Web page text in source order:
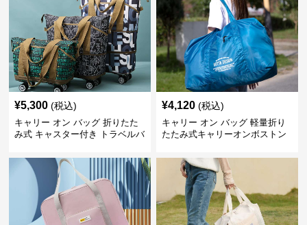
¥5,300 (税込)
キャリー オン バッグ 折りたた
み式 キャスター付き トラベルバ
¥4,120 (税込)
キャリー オン バッグ 軽量折り
たたみ式キャリーオンボストン